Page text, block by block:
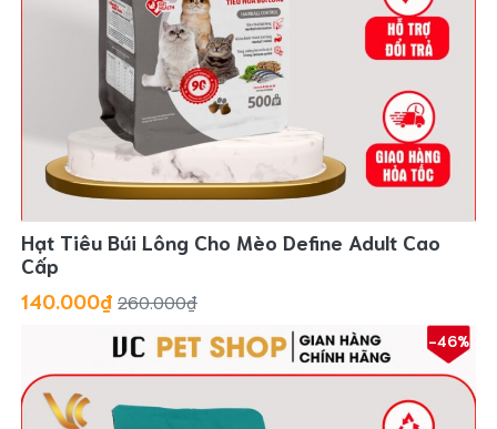
Hạt Tiêu Búi Lông Cho Mèo Define Adult Cao
Cấp
140.000₫ 260.000₫
-46%